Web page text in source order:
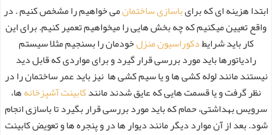
ابتدا هزینه ای که برایباسازی ساختمانمی خواهیم را مشخص کنیم . در
واقع تعیین میکنیم که چه بخش هایی را میخواهیم تعمیر کنیم. برای این
کار باید شرایطدکوراسیون منزلخودمان را بسنجیم مثلا سیستم
رادیاتورها باید مورد بررسی قرار گیرد و برای مواردی که قابل دید
نیستند مانند لوله کشی ها و یا سیم کشی ها نیز باید عمر ساختمان را در
نظر گرفت و یا قسمت هایی که عایق شدند مانندکابینت آشپزخانهها،
سرویس بهداشتی، حمام که باید مورد بررسی قرار بگیرد تا باسازی انجام
شود. بعد از آن موارد دیگر مانند دیوار ها در و پنجره ها و تعویض کابینت